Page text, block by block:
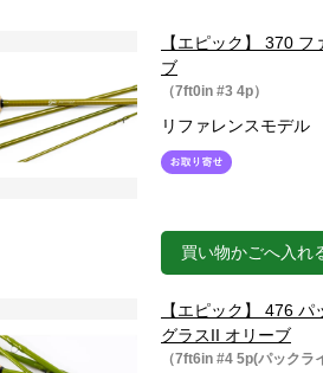
【エピック】 370
ブ
（7ft0in #3 4p）
リファレンスモデル
買い物かごへ入れ
【エピック】 476
グラスII オリーブ
（7ft6in #4 5p(パックラ